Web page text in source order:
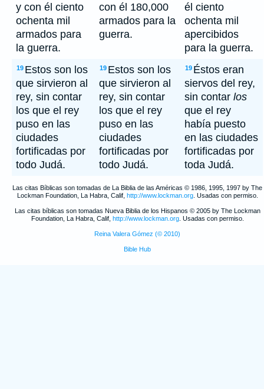
y con él ciento
ochenta mil
armados para
la guerra.
con él 180,000
armados para la
guerra.
él ciento
ochenta mil
apercibidos
para la guerra.
19 Estos son los
que sirvieron al
rey, sin contar
los que el rey
puso en las
ciudades
fortificadas por
todo Judá.
19 Estos son los
que sirvieron al
rey, sin contar
los que el rey
puso en las
ciudades
fortificadas por
todo Judá.
19 Éstos eran
siervos del rey,
sin contar los
que el rey
había puesto
en las ciudades
fortificadas por
toda Judá.
Las citas Bíblicas son tomadas de La Biblia de las Américas © 1986, 1995, 1997 by The
Lockman Foundation, La Habra, Calif, http://www.lockman.org. Usadas con permiso.
Las citas bíblicas son tomadas Nueva Biblia de los Hispanos © 2005 by The Lockman
Foundation, La Habra, Calif, http://www.lockman.org. Usadas con permiso.
Reina Valera Gómez (© 2010)
Bible Hub